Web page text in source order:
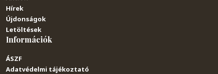
Hírek
Újdonságok
Letöltések
Információk
ÁSZF
Adatvédelmi tájékoztató